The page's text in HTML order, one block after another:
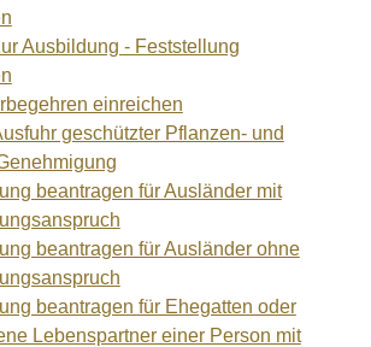
Ausbildung - Feststellung
einreichen
geschützter Pflanzen- und
beantragen für Ausländer mit
beantragen für Ausländer ohne
beantragen für Ehegatten oder
Lebenspartner einer Person mit